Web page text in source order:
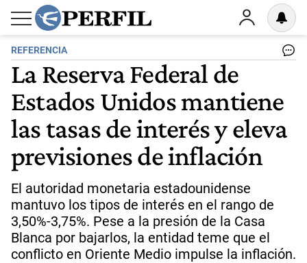
REFERENCIA
La Reserva Federal de
Estados Unidos mantiene
las tasas de interés y eleva
previsiones de inflación
El autoridad monetaria estadounidense
mantuvo los tipos de interés en el rango de
3,50%-3,75%. Pese a la presión de la Casa
Blanca por bajarlos, la entidad teme que el
conflicto en Oriente Medio impulse la inflación.